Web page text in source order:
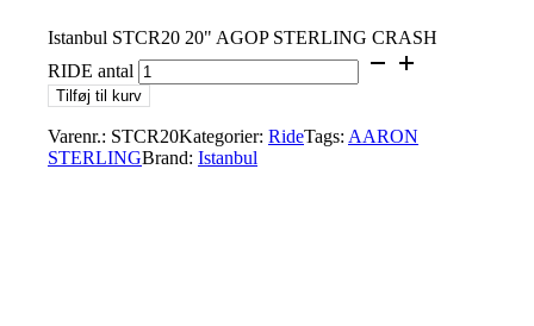
Istanbul STCR20 20" AGOP STERLING CRASH
RIDE antal
Tilføj til kurv
Varenr.: STCR20Kategorier: RideTags: AARON
STERLINGBrand: Istanbul